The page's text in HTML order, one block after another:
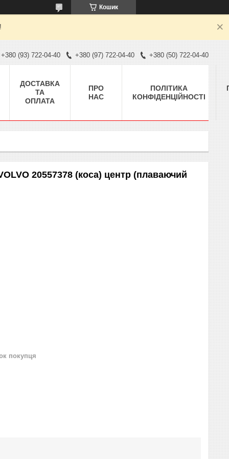
Кошик
+380 (93) 722-04-40 +380 (97) 722-04-40 +380 (50) 722-04-40
ДОСТАВКА
ТА
ОПЛАТА
ПРО
НАС
ПОЛІТИКА
КОНФІДЕНЦІЙНОСТІ
20557378 (коса) центр (плаваючий
покупця